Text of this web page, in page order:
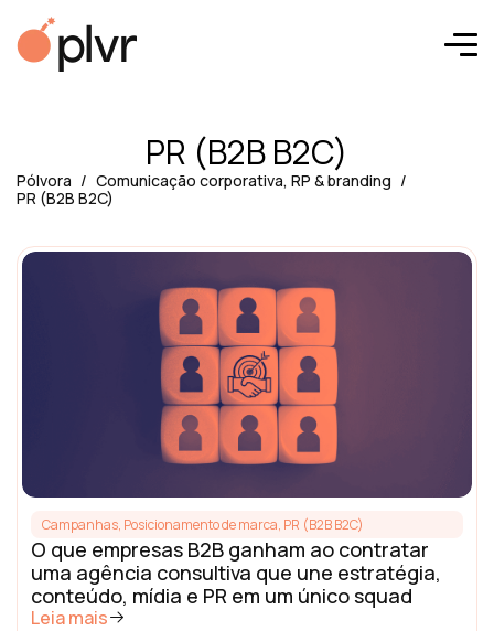
PR (B2B B2C)
Pólvora
Comunicação corporativa, RP & branding
PR (B2B B2C)
Campanhas, Posicionamento de marca, PR (B2B B2C)
O que empresas B2B ganham ao contratar
uma agência consultiva que une estratégia,
conteúdo, mídia e PR em um único squad
Leia mais